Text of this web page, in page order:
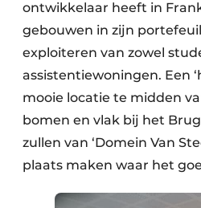
Veiligheid & Opleiding
Zonwering
ontwikkelaar heeft in
gebouwen in zijn
exploiteren van zowel
assistentiewoningen. Een
mooie locatie te midden
bomen en vlak bij het
zullen van ‘Domein Van
plaats maken waar het